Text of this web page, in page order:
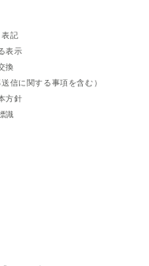
。原材料の変更、製造ラ
り、実際の商品と異なる
ッケージに記載された一
記
表示
換
信に関する事項を含む）
方針
識